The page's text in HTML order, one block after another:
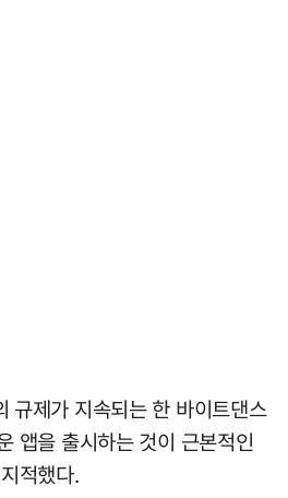
규제가 지속되는 한 바이트댄스
앱을 출시하는 것이 근본적인
적했다.